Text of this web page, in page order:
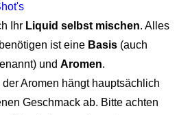
Ihr Liquid selbst mischen. Alles
ist eine Basis (auch
und Aromen.
Aromen hängt hauptsächlich
Geschmack ab. Bitte achten